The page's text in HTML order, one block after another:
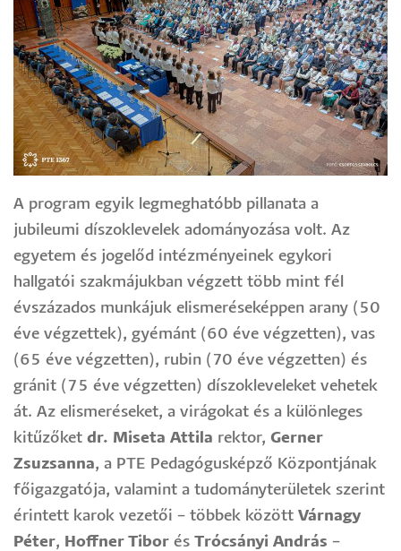
A program egyik legmeghatóbb pillanata a
jubileumi díszoklevelek adományozása volt. Az
egyetem és jogelőd intézményeinek egykori
hallgatói szakmájukban végzett több mint fél
évszázados munkájuk elismeréseképpen arany (50
éve végzettek), gyémánt (60 éve végzetten), vas
(65 éve végzetten), rubin (70 éve végzetten) és
gránit (75 éve végzetten) díszokleveleket vehetek
át. Az elismeréseket, a virágokat és a különleges
kitűzőket dr. Miseta Attila rektor, Gerner
Zsuzsanna, a PTE Pedagógusképző Központjának
főigazgatója, valamint a tudományterületek szerint
érintett karok vezetői – többek között Várnagy
Péter, Hoffner Tibor és Trócsányi András –